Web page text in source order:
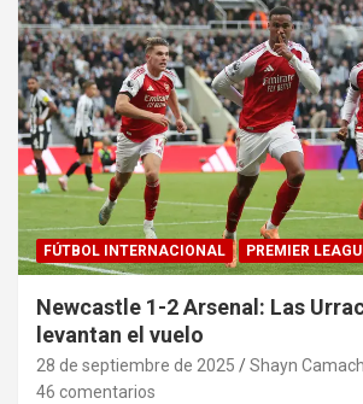
FÚTBOL INTERNACIONAL PREMIER
Newcastle 1-2 Arsenal: Las
levantan el vuelo
28 de septiembre de 2025
Shayn
46 comentarios